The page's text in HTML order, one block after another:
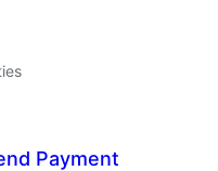
Payment